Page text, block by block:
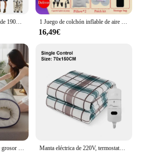
16,49€
Manta eléctrica de 220V, termostato automático más grueso, manta calefactora eléctrica, calentador corporal, colchón térmico para habitación, manta calefactable